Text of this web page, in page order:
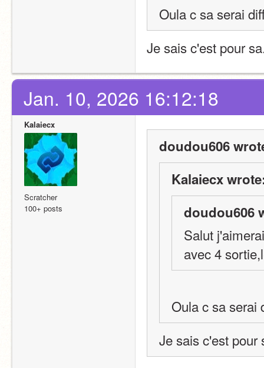
Oula c sa serai
Je sais c'est pour
Jan. 10, 2026 16:12:18
Kalaiecx
Scratcher
100+ posts
doudou606
Kalaiecx
doudou606
Salut
avec 4
Oula c sa serai
Je sais c'est pour